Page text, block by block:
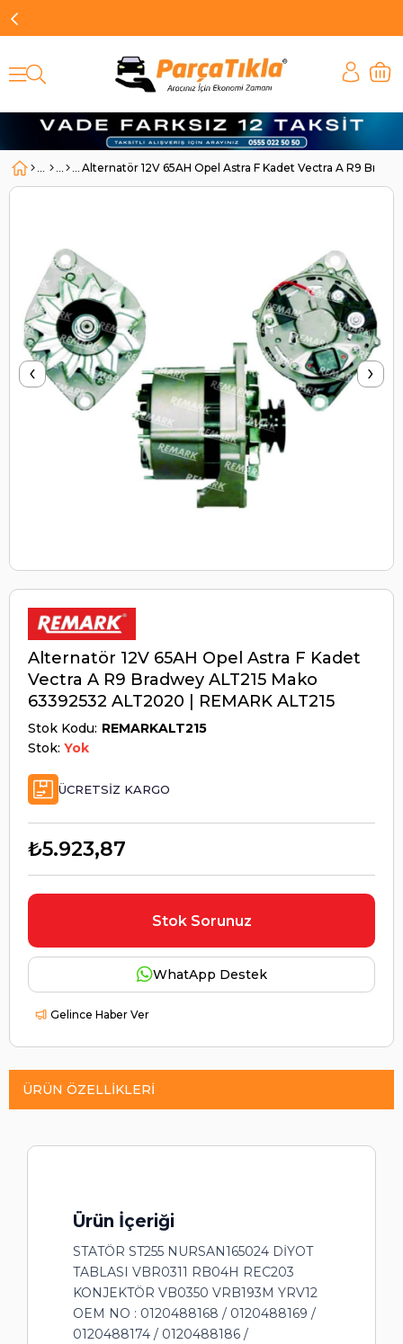
Alternatör 12V 65AH Opel Astra F Kadet Vectra A R9
‹ ›
Alternatör 12V 65AH Opel Astra F Kadet
Vectra A R9 Bradwey ALT215 Mako
63392532 ALT2020 | REMARK ALT215
Stok Kodu REMARKALT215
Stok: Yok
ÜCRETSIZ KARGO
₺5.923,87
Stok Sorunuz
WhatApp Destek
Gelince Haber Ver
ÜRÜN ÖZELLIKLERI
Ürün İçeriği
STATÖR ST255 NURSAN165024 DİYOT
TABLASI VBR0311 RB04H REC203
KONJEKTÖR VB0350 VRB193M YRV12
OEM NO : 0120488168 / 0120488169 /
0120488174 / 0120488186 /